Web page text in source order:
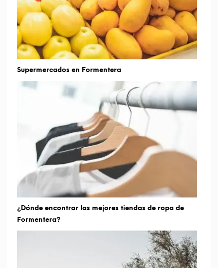
Supermercados en Formentera
¿Dónde encontrar las mejores tiendas de ropa de
Formentera?